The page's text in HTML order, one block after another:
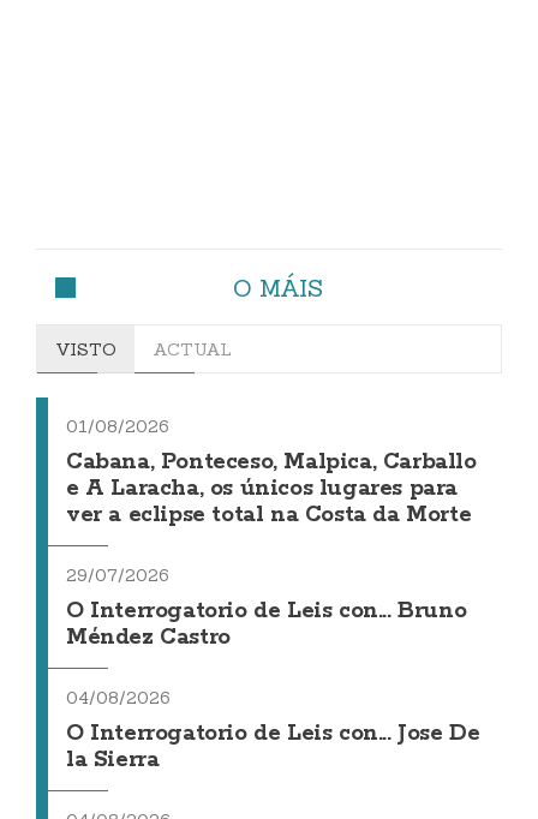
O MÁIS
VISTO ACTUAL
01/08/2026
Cabana, Ponteceso, Malpica, Carballo
e A Laracha, os únicos lugares para
ver a eclipse total na Costa da Morte
29/07/2026
O Interrogatorio de Leis con... Bruno
Méndez Castro
04/08/2026
O Interrogatorio de Leis con... Jose De
la Sierra